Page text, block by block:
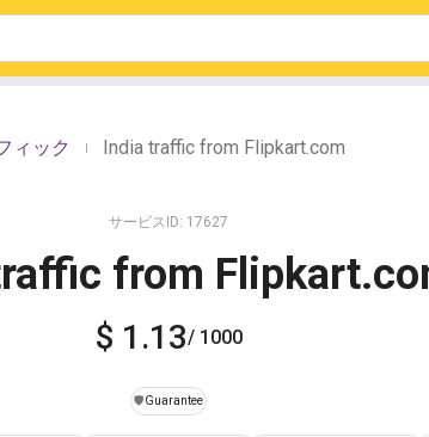
ィック India traffic from Flipkart.com
サービスID: 17627
from
$ 1.13/ 1000
️🛡️Guarantee